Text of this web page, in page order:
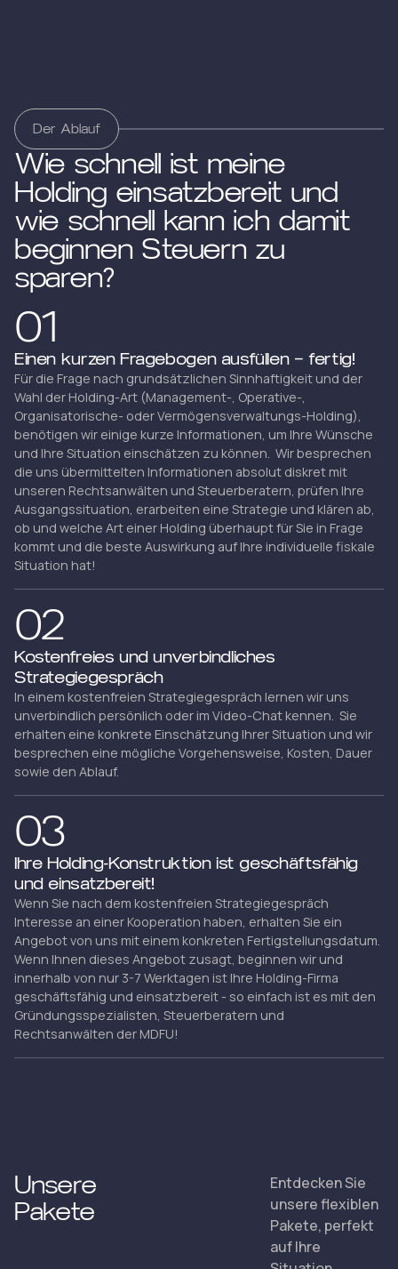
Der Ablauf
Wie schnell ist meine
Holding einsatzbereit und
wie schnell kann ich damit
beginnen Steuern zu
sparen?
01
Einen kurzen Fragebogen ausfüllen – fertig!
Für die Frage nach grundsätzlichen Sinnhaftigkeit und der
Wahl der Holding-Art (Management-, Operative-,
Organisatorische- oder Vermögensverwaltungs-Holding),
benötigen wir einige kurze Informationen, um Ihre Wünsche
und Ihre Situation einschätzen zu können. Wir besprechen
die uns übermittelten Informationen absolut diskret mit
unseren Rechtsanwälten und Steuerberatern, prüfen Ihre
Ausgangssituation, erarbeiten eine Strategie und klären ab,
ob und welche Art einer Holding überhaupt für Sie in Frage
kommt und die beste Auswirkung auf Ihre individuelle fiskale
Situation hat!
02
Kostenfreies und unverbindliches
Strategiegespräch
In einem kostenfreien Strategiegespräch lernen wir uns
unverbindlich persönlich oder im Video-Chat kennen. Sie
erhalten eine konkrete Einschätzung Ihrer Situation und wir
besprechen eine mögliche Vorgehensweise, Kosten, Dauer
sowie den Ablauf.
03
Ihre Holding-Konstruktion ist geschäftsfähig
und einsatzbereit!
Wenn Sie nach dem kostenfreien Strategiegespräch
Interesse an einer Kooperation haben, erhalten Sie ein
Angebot von uns mit einem konkreten Fertigstellungsdatum.
Wenn Ihnen dieses Angebot zusagt, beginnen wir und
innerhalb von nur 3-7 Werktagen ist Ihre Holding-Firma
geschäftsfähig und einsatzbereit - so einfach ist es mit den
Gründungsspezialisten, Steuerberatern und
Rechtsanwälten der MDFU!
Unsere
Pakete
Entdecken Sie
unsere flexiblen
Pakete, perfekt
auf Ihre